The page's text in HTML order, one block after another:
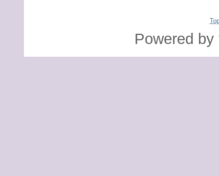
Powered